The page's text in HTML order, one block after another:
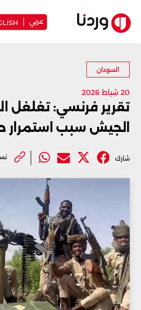
عربي
السودان
20 شباط 2026
تقرير فرنسي: تغلغل
الجيش سبب استمرار
شارك